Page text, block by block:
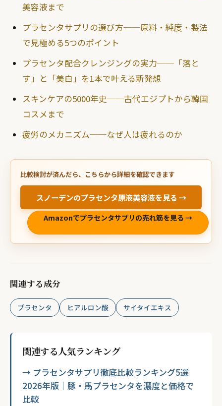
美容液まで
プラセンタサプリの選び方──原料・純度・製法
で見極める5つのポイント
プラセンタ配合クレンジングの実力──「落と
す」と「美白」を1本で叶える新発想
スキンケアの5000年史──古代エジプトから韓国
コスメまで
疲労のメカニズム──なぜ人は疲れるのか
比較検討が済んだら、こちらから詳細を確認できます
スノーデンのプラセンタ原液美容液を見る →
Amazonでプラセンタサプリの売れ筋を見る →
関連する成分
プラセンタ ヒアルロン酸 サイタイエキス
関連する人気ランキング
→ プラセンタサプリ徹底比較ランキング5選
2026年版｜豚・馬プラセンタを濃度と価格で
比較